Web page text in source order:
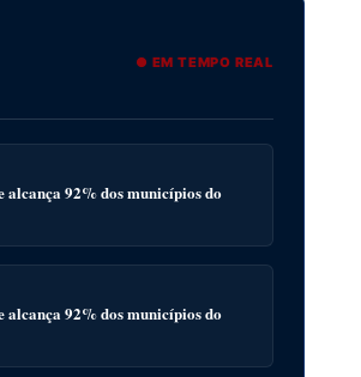
● EM TEMPO REAL
alcança 92% dos municípios do
alcança 92% dos municípios do